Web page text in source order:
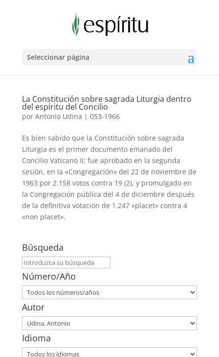
Seleccionar página
La Constitución sobre sagrada Liturgia dentro
del espíritu del Concilio
por Antonio Udina | 053-1966
Es bien sabido que la Constitución sobre sagrada
Liturgia es el primer documento emanado del
Concilio Vaticano II: fue aprobado en la segunda
sesión, en la «Congregación» del 22 de noviembre de
1963 por 2.158 votos contra 19 (2), y promulgado en
la Congregación pública del 4 de diciembre después
de la definitiva votación de 1.247 «placet» contra 4
«non placet».
Búsqueda
Número/Año
Autor
Idioma